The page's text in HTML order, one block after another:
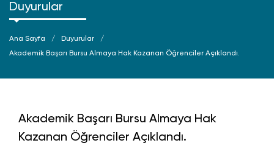
Duyurular
Ana Sayfa
Duyurular
Akademik Başarı Bursu Almaya Hak Kazanan Öğrenciler Açıklandı.
Akademik Başarı Bursu Almaya Hak
Kazanan Öğrenciler Açıklandı.